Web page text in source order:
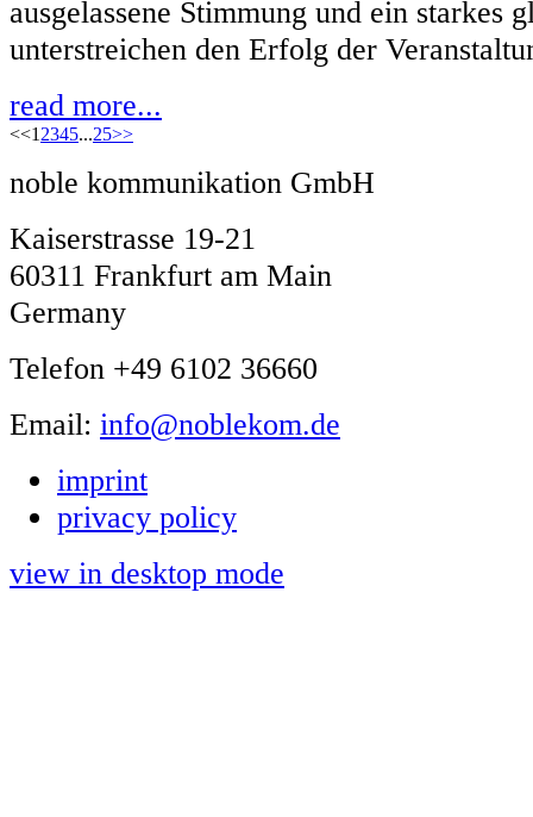
ausgelassene Stimmung und ein starkes
unterstreichen den Erfolg der
read more...
<<1 2345...25>>
noble kommunikation GmbH
Kaiserstrasse 19-21
60311 Frankfurt am Main
Germany
Telefon +49 6102 36660
Email: info@noblekom.de
imprint
privacy policy
view in desktop mode